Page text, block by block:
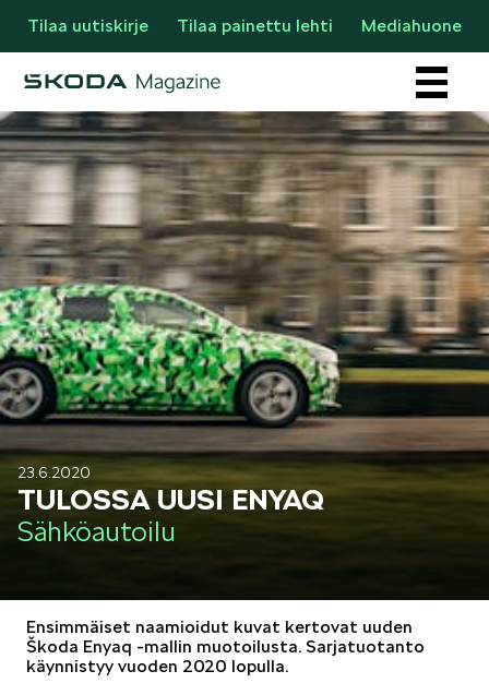
Tilaa uutiskirje Tilaa painettu lehti Mediahuone
Osastot
AJANKOHTAISTA & UUTTA
23.6.2020
TULOSSA UUSI ENYAQ
Sähköautoilu
Ensimmäiset naamioidut kuvat kertovat uuden
Škoda Enyaq -mallin muotoilusta. Sarjatuotanto
käynnistyy vuoden 2020 lopulla.